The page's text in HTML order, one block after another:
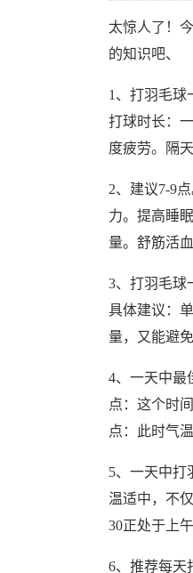
太惊人了！
的知识吧、
1、打羽毛球
打球时长：
度疲劳。隔
2、建议7-9
力。提高睡
量。舒筋活
3、打羽毛球
具体建议：
量，又能避
4、一天中最
点：这个时
点：此时气
5、一天中打
温适中，不
30正处于上
6、推荐每天